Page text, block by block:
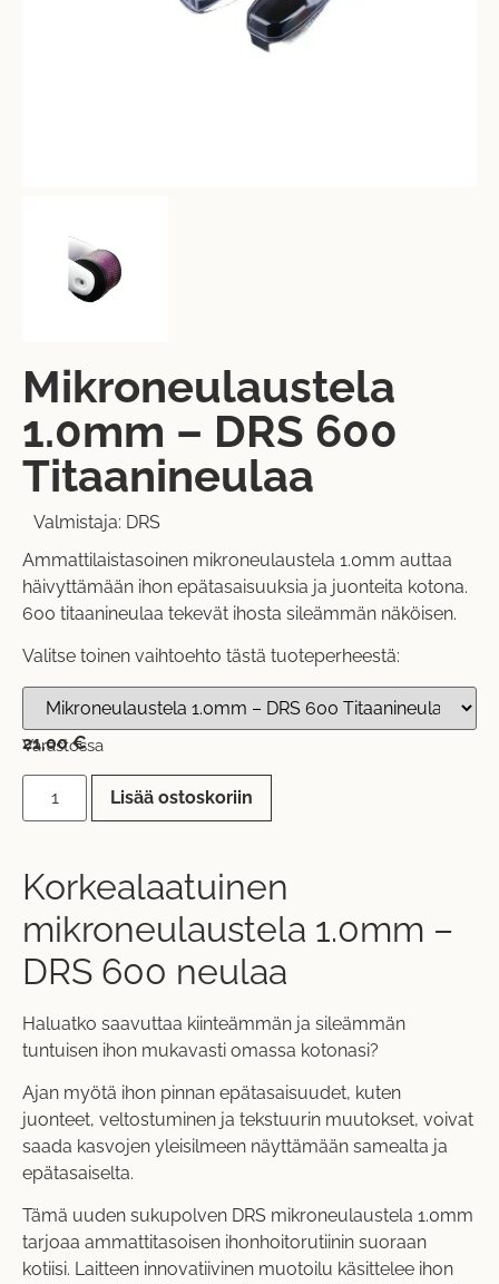
Mikroneulaustela
1.0mm – DRS 600
Titaanineulaa
Valmistaja: DRS
Ammattilaistasoinen mikroneulaustela 1.0mm auttaa
häivyttämään ihon epätasaisuuksia ja juonteita kotona.
600 titaanineulaa tekevät ihosta sileämmän näköisen.
Valitse toinen vaihtoehto tästä tuoteperheestä:
21,00€
Varastossa
Lisää ostoskoriin
Korkealaatuinen
mikroneulaustela 1.0mm –
DRS 600 neulaa
Haluatko saavuttaa kiinteämmän ja sileämmän
tuntuisen ihon mukavasti omassa kotonasi?
Ajan myötä ihon pinnan epätasaisuudet, kuten
juonteet, veltostuminen ja tekstuurin muutokset, voivat
saada kasvojen yleisilmeen näyttämään samealta ja
epätasaiselta.
Tämä uuden sukupolven DRS mikroneulaustela 1.0mm
tarjoaa ammattitasoisen ihonhoitorutiinin suoraan
kotiisi. Laitteen innovatiivinen muotoilu käsittelee ihon